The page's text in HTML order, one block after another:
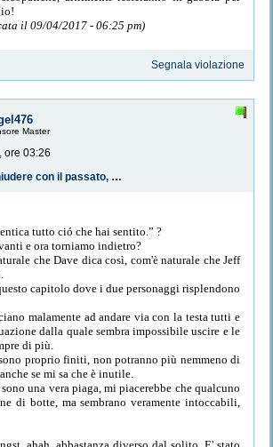
il 09/04/2017 - 06:25 pm)
Segnala violazione
Master
ore 03:26
Se vuoi chiudere con il passato, non dimenticare la chiave.
tutto ció che hai sentito.” ?
e ora torniamo indietro?
che Dave dica così, com'è naturale che Jeff
capitolo dove i due personaggi risplendono
malamente ad andare via con la testa tutti e
dalla quale sembra impossibile uscire e le
di più.
proprio finiti, non potranno più nemmeno di
se mi sa che è inutile.
una vera piaga, mi piacerebbe che qualcuno
di botte, ma sembrano veramente intoccabili,